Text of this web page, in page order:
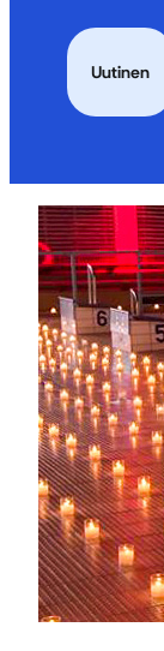
Uutinen